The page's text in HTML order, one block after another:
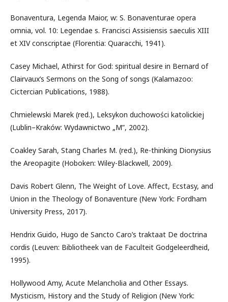
Bonaventura, Legenda Maior, w: S. Bonaventurae opera
omnia, vol. 10: Legendae s. Francisci Assisiensis saeculis XIII
et XIV conscriptae (Florentia: Quaracchi, 1941).
Casey Michael, Athirst for God: spiritual desire in Bernard of
Clairvaux’s Sermons on the Song of songs (Kalamazoo:
Cictercian Publications, 1988).
Chmielewski Marek (red.), Leksykon duchowości katolickiej
(Lublin–Kraków: Wydawnictwo „M”, 2002).
Coakley Sarah, Stang Charles M. (red.), Re-thinking Dionysius
the Areopagite (Hoboken: Wiley-Blackwell, 2009).
Davis Robert Glenn, The Weight of Love. Affect, Ecstasy, and
Union in the Theology of Bonaventure (New York: Fordham
University Press, 2017).
Hendrix Guido, Hugo de Sancto Caro’s traktaat De doctrina
cordis (Leuven: Bibliotheek van de Faculteit Godgeleerdheid,
1995).
Hollywood Amy, Acute Melancholia and Other Essays.
Mysticism, History and the Study of Religion (New York: